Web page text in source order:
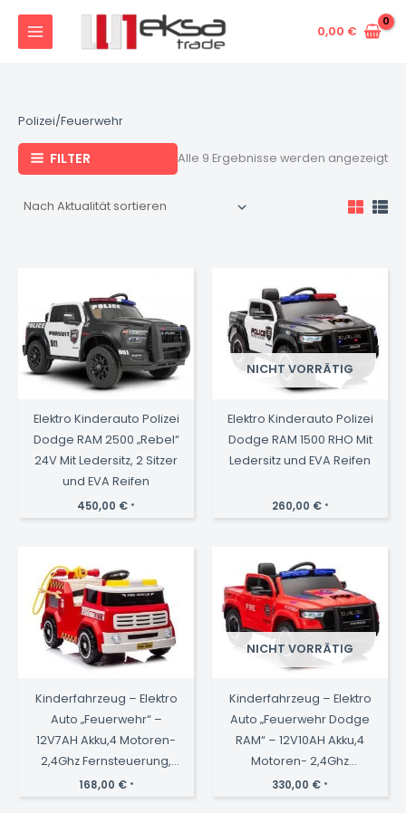
Inhalt
springen
0,00 €
Polizei/Feuerwehr
FILTER Alle 9 Ergebnisse werden angezeigt
Elektro Kinderauto Polizei
Dodge RAM 2500 „Rebel“
24V Mit Ledersitz, 2 Sitzer
und EVA Reifen
450,00 € *
NICHT VORRÄTIG
Elektro Kinderauto Polizei
Dodge RAM 1500 RHO Mit
Ledersitz und EVA Reifen
260,00 € *
Kinderfahrzeug – Elektro
Auto „Feuerwehr“ –
12V7AH Akku,4 Motoren-
2,4Ghz Fernsteuerung,
MP3+Sirene -911P
168,00 € *
NICHT VORRÄTIG
Kinderfahrzeug – Elektro
Auto „Feuerwehr Dodge
RAM“ – 12V10AH Akku,4
Motoren- 2,4Ghz
Fernsteuerung,
330,00 € *